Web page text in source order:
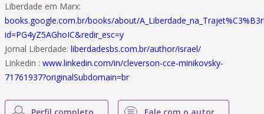
Liberdade em Marx:
books.google.com.br/books/about/
id=PG4yZ5AGhoIC&redir_esc=y
Jornal Liberdade: liberdadesbs.com.br/author/israel/
Linkedin : www.linkedin.com/in/cleverson-cce-minikovsky-
71761937?originalSubdomain=br